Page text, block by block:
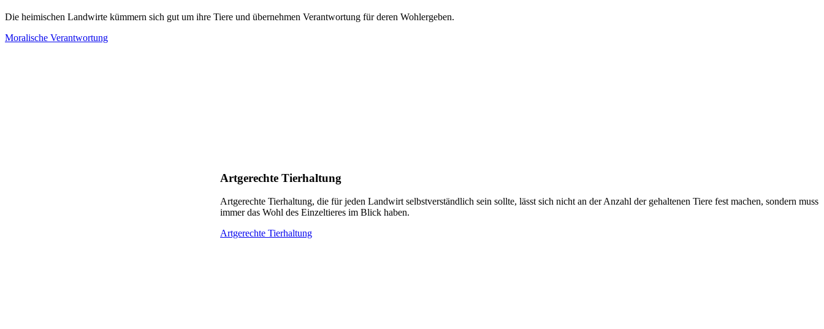
Die heimischen Landwirte kümmern sich gut um ihre Tiere und übernehmen Verantwortung für deren Wohlergeben.
Moralische Verantwortung
Artgerechte Tierhaltung
Artgerechte Tierhaltung, die für jeden Landwirt selbstverständlich sein sollte, lässt sich nicht an der Anzahl der gehaltenen Tiere fest machen, sondern muss
immer das Wohl des Einzeltieres im Blick haben.
Artgerechte Tierhaltung